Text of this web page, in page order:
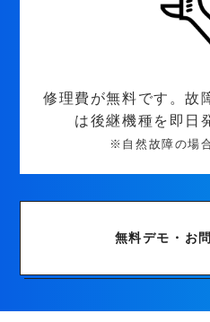
修理費が無料です。故
は後継機種を即日
※自然故障の場
無料デモ・お